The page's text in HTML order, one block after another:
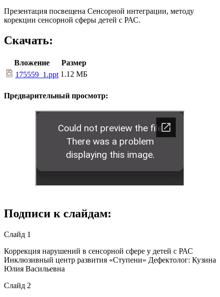
Презентация посвещена Сенсорной интеграции, методу
корекции сенсорной сферы детей с РАС.
Скачать:
Вложение
Размер
175559_1.ppt 1.12 МБ
Предварительный просмотр:
Подписи к слайдам:
Слайд 1
Коррекция нарушений в сенсорной сфере у детей с РАС
Инклюзивный центр развития «Ступени» Дефектолог: Кузина
Юлия Васильевна
Слайд 2